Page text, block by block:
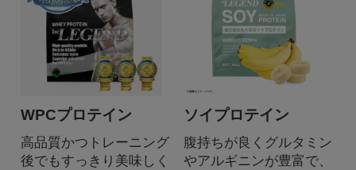
WPCプロテイン
高品質かつトレーニング
後でもすっきり美味しく
ソイプロテイン
腹持ちが良くグルタミン
やアルギニンが豊富で、